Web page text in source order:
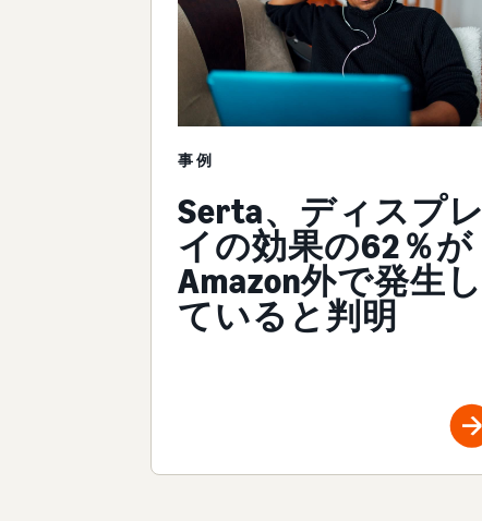
事例
Serta、ディスプレ
イの効果の62％が
Amazon外で発生し
ていると判明